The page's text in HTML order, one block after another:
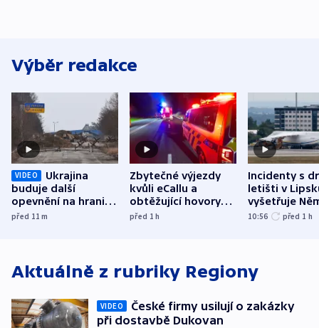
Výběr redakce
VIDEO
Ukrajina
buduje další
opevnění na hranici
s Běloruskem
před 11m
Zbytečné výjezdy
kvůli eCallu a
obtěžující hovory
zdržují záchranáře
před 1h
Incidenty s
letišti v
vyšetřuje
jako úmyslný
10:56 před 1 h
Aktuálně z rubriky Regiony
VIDEO
České firmy usilují o zakázky
při dostavbě Dukovan